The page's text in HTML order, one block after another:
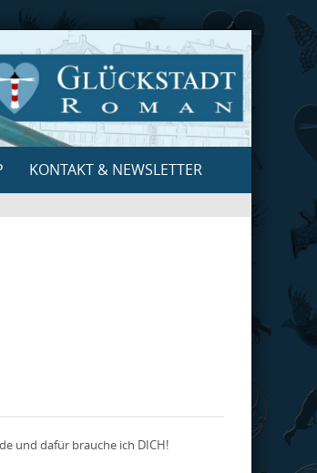
KONTAKT & NEWSLETTER
und dafür brauche ich DICH!